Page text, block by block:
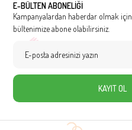
E-BÜLTEN ABONELİĞİ
Kampanyalardan haberdar olmak için
bültenimize abone olabilirsiniz.
KAYIT OL